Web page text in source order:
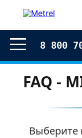
8 800
FAQ -